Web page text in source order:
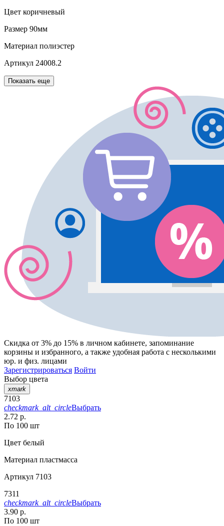
Цвет коричневый
Размер 90мм
Материал полиэстер
Артикул 24008.2
Показать еще
Скидка от 3% до 15% в личном кабинете, запоминание
корзины и избранного, а также удобная работа с несколькими
юр. и физ. лицами
Зарегистрироваться Войти
Выбор цвета
xmark
7103
checkmark_alt_circleВыбрать
2.72 р.
По 100 шт
Цвет белый
Материал пластмасса
Артикул 7103
7311
checkmark_alt_circleВыбрать
3.90 р.
По 100 шт